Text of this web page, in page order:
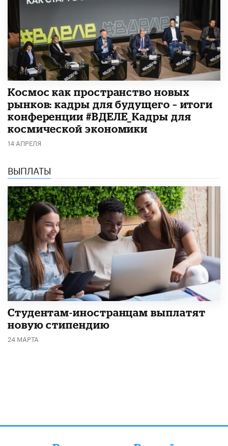
Космос как пространство новых
рынков: кадры для будущего – итоги
конференции #ВДЕЛЕ_Кадры для
космической экономики
14 АПРЕЛЯ
ВЫПЛАТЫ
Студентам-иностранцам выплатят
новую стипендию
24 МАРТА